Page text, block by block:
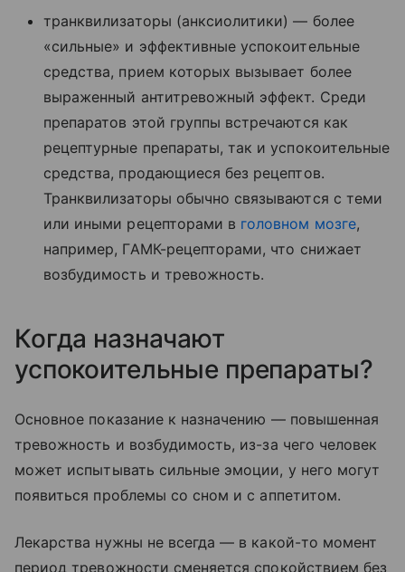
транквилизаторы (анксиолитики) — более
«сильные» и эффективные успокоительные
средства, прием которых вызывает более
выраженный антитревожный эффект. Среди
препаратов этой группы встречаются как
рецептурные препараты, так и успокоительные
средства, продающиеся без рецептов.
Транквилизаторы обычно связываются с теми
или иными рецепторами в головном мозге,
например, ГАМК-рецепторами, что снижает
возбудимость и тревожность.
Когда назначают
успокоительные препараты?
Основное показание к назначению — повышенная
тревожность и возбудимость, из-за чего человек
может испытывать сильные эмоции, у него могут
появиться проблемы со сном и с аппетитом.
Лекарства нужны не всегда — в какой-то момент
период тревожности сменяется спокойствием без